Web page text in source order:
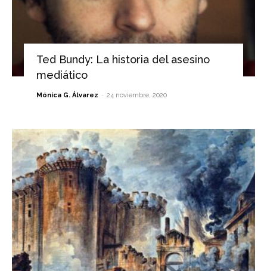
Ted Bundy: La historia del asesino
mediático
Mónica G. Álvarez - 24 noviembre, 2020